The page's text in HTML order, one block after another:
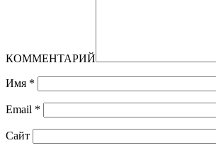
КОММЕНТАРИЙ
Имя *
Email *
Сайт